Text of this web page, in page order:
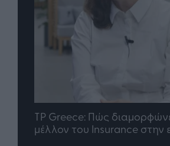
TP Greece: Πώς
μέλλον του Insurance στην